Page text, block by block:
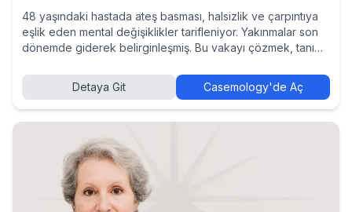
48 yaşındaki hastada ateş basması, halsizlik ve çarpıntıya
eşlik eden mental değişiklikler tarifleniyor. Yakınmalar son
dönemde giderek belirginleşmiş. Bu vakayı çözmek, tanı
kararlarını görmek için Casemology’de vakayı keşfedin.
Detaya Git Casemology'de Aç